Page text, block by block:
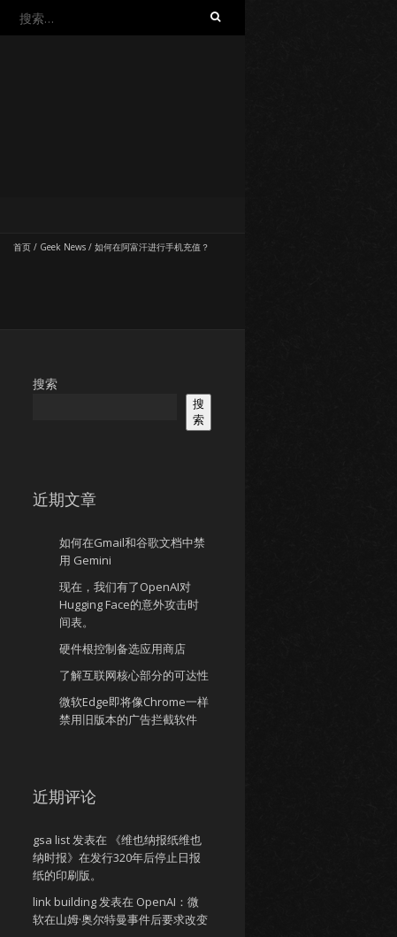
搜
首页 / Geek News / 如何在阿富汗进行手机充值？
搜索
搜
索
近期文章
如何在Gmail和谷歌文档中禁
用 Gemini
现在，我们有了OpenAI对
Hugging Face的意外攻击时
间表。
硬件根控制备选应用商店
了解互联网核心部分的可达性
微软Edge即将像Chrome一样
禁用旧版本的广告拦截软件
近期评论
gsa list发表在
《维也纳报纸维也
纳时报》在发行320年后停止日报
纸的印刷版。
link building发表在 OpenAI：微
软在山姆·奥尔特曼事件后要求改变